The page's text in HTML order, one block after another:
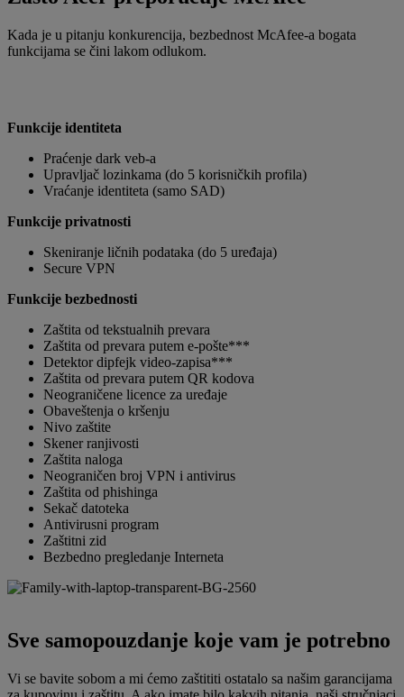
Kada je u pitanju konkurencija, bezbednost McAfee-a bogata
funkcijama se čini lakom odlukom.
Funkcije identiteta
Praćenje dark veb-a
Upravljač lozinkama (do 5 korisničkih profila)
Vraćanje identiteta (samo SAD)
Funkcije privatnosti
Skeniranje ličnih podataka (do 5 uređaja)
Secure VPN
Funkcije bezbednosti
Zaštita od tekstualnih prevara
Zaštita od prevara putem e-pošte***
Detektor dipfejk video-zapisa***
Zaštita od prevara putem QR kodova
Neograničene licence za uređaje
Obaveštenja o kršenju
Nivo zaštite
Skener ranjivosti
Zaštita naloga
Neograničen broj VPN i antivirus
Zaštita od phishinga
Sekač datoteka
Antivirusni program
Zaštitni zid
Bezbedno pregledanje Interneta
Sve samopouzdanje koje vam je potrebno
Vi se bavite sobom a mi ćemo zaštititi ostatalo sa našim garancijama